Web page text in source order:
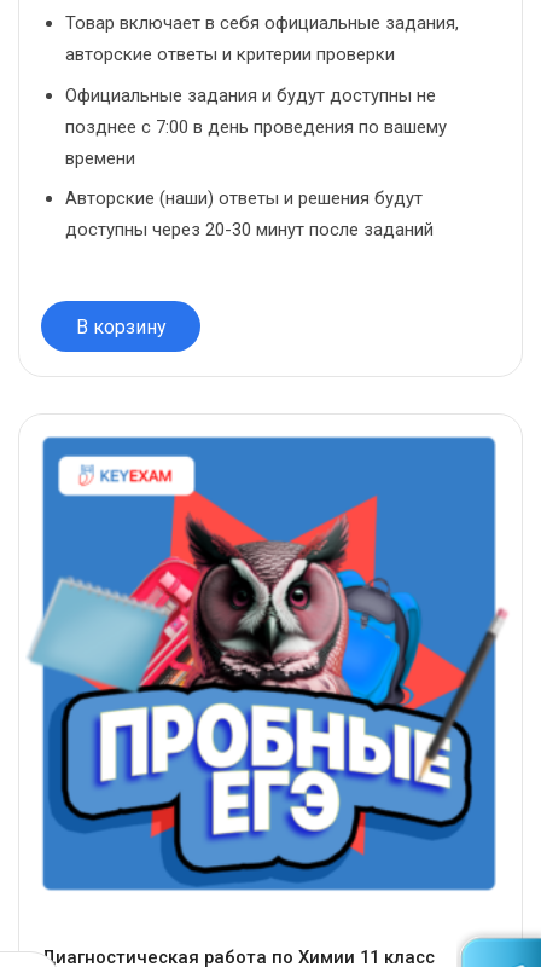
Товар включает в себя официальные задания,
авторские ответы и критерии проверки
Официальные задания и будут доступны не
позднее с 7:00 в день проведения по вашему
времени
Авторские (наши) ответы и решения будут
доступны через 20-30 минут после заданий
В корзину
Диагностическая работа по Химии 11 класс